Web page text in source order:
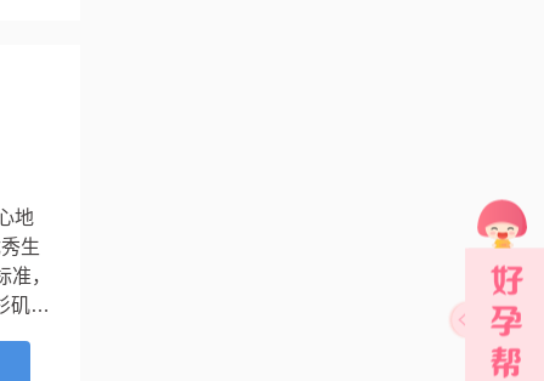
地
生
，
矶市
胞